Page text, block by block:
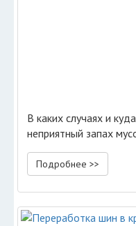
В каких случаях и
неприятный запах
Подробнее >>